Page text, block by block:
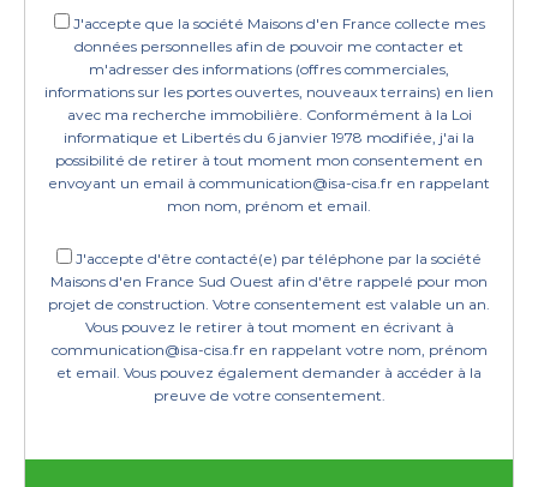
J'accepte que la société Maisons d'en France collecte mes
données personnelles afin de pouvoir me contacter et
m'adresser des informations (offres commerciales,
informations sur les portes ouvertes, nouveaux terrains) en lien
avec ma recherche immobilière. Conformément à la Loi
informatique et Libertés du 6 janvier 1978 modifiée, j'ai la
possibilité de retirer à tout moment mon consentement en
envoyant un email à communication@isa-cisa.fr en rappelant
mon nom, prénom et email.
J'accepte d'être contacté(e) par téléphone par la société
Maisons d'en France Sud Ouest afin d'être rappelé pour mon
projet de construction. Votre consentement est valable un an.
Vous pouvez le retirer à tout moment en écrivant à
communication@isa-cisa.fr en rappelant votre nom, prénom
et email. Vous pouvez également demander à accéder à la
preuve de votre consentement.